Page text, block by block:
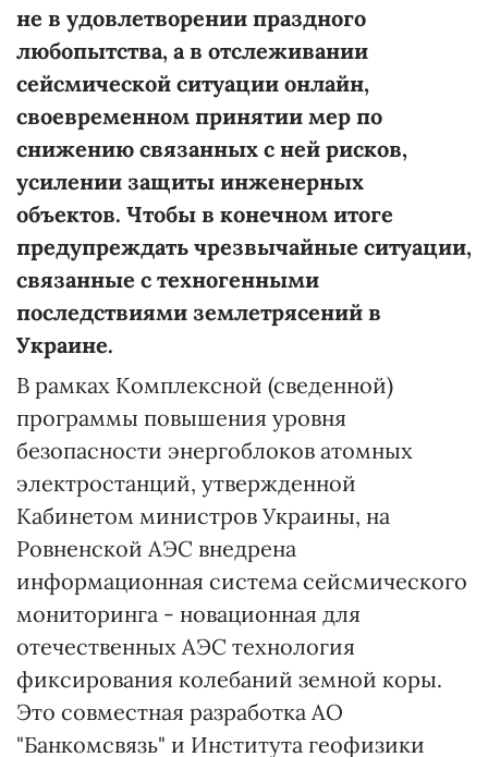
не в удовлетворении праздного
любопытства, а в отслеживании
сейсмической ситуации онлайн,
своевременном принятии мер по
снижению связанных с ней рисков,
усилении защиты инженерных
объектов. Чтобы в конечном итоге
предупреждать чрезвычайные ситуации,
связанные с техногенными
последствиями землетрясений в
Украине.
В рамках Комплексной (сведенной)
программы повышения уровня
безопасности энергоблоков атомных
электростанций, утвержденной
Кабинетом министров Украины, на
Ровненской АЭС внедрена
информационная система сейсмического
мониторинга - новационная для
отечественных АЭС технология
фиксирования колебаний земной коры.
Это совместная разработка АО
"Банкомсвязь" и Института геофизики